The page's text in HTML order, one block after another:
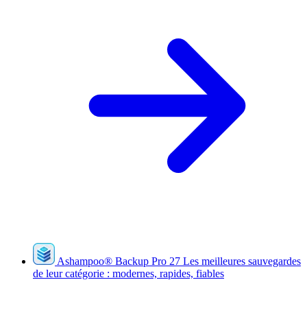
Ashampoo® Backup Pro 27 Les meilleures sauvegardes
de leur catégorie : modernes, rapides, fiables